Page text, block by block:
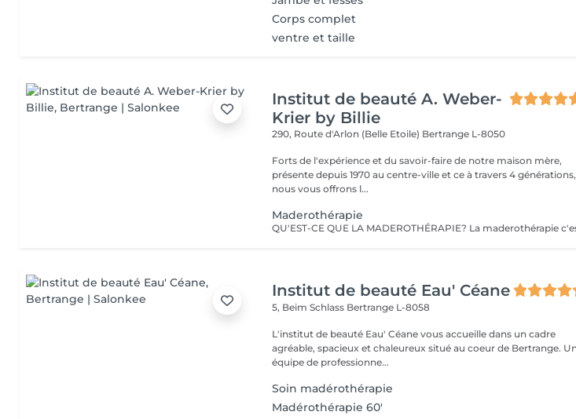
Corps complet
ventre et taille
Institut de beauté A. Weber-
Krier by Billie
290, Route d'Arlon (Belle Etoile) Bertrange L-8050
Forts de l'expérience et du savoir-faire de notre maison mère,
présente depuis 1970 au centre-ville et ce à travers 4 générations,
nous vous offrons l...
Maderothérapie
Institut de beauté Eau' Céane
5, Beim Schlass Bertrange L-8058
L'institut de beauté Eau' Céane vous accueille dans un cadre
agréable, spacieux et chaleureux situé au coeur de Bertrange. Une
équipe de professionne...
Soin madérothérapie
Madérothérapie 60'